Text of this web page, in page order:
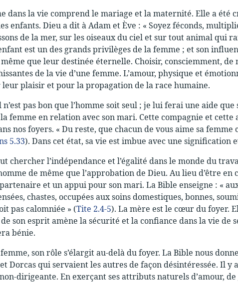
dans la vie comprend le mariage et la maternité. Elle a été
enfants. Dieu a dit à Adam et Ève : « Soyez féconds,
de la mer, sur les oiseaux du ciel et sur tout animal qui
est un des grands privilèges de la femme ; et son
que leur destinée éternelle. Choisir, consciemment, de
de la vie d’une femme. L’amour, physique et
plaisir et pour la propagation de la race humaine.
pas bon que l’homme soit seul ; je lui ferai une aide que
femme en relation avec son mari. Cette compagnie et
nos foyers. « Du reste, que chacun de vous aime sa femme
5.33). Dans cet état, sa vie est imbue avec une signification
chercher l’indépendance et l’égalité dans le monde du
de même que l’approbation de Dieu. Au lieu d’être
et un appui pour son mari. La Bible enseigne : «
chastes, occupées aux soins domestiques, bonnes,
pas calomniée » (Tite 2.4-5). La mère est le cœur du foyer.
son esprit amène la sécurité et la confiance dans la vie de
bénie.
son rôle s’élargit au-delà du foyer. La Bible nous
Dorcas qui servaient les autres de façon désintéressée. Il y
dirigeante. En exerçant ses attributs naturels d’amour,